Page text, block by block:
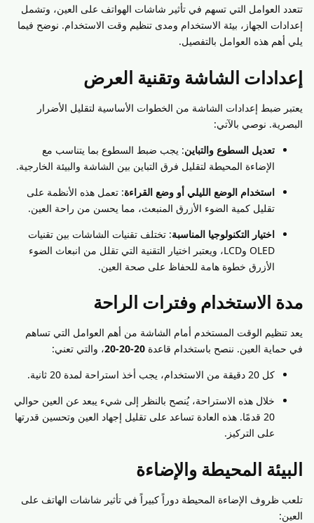
تتعدد العوامل التي تسهم في تأثير شاشات الهواتف على العين، وتشمل
إعدادات الجهاز، بيئة الاستخدام ومدى تنظيم وقت الاستخدام. نوضح فيما
يلي أهم هذه العوامل بالتفصيل.
إعدادات الشاشة وتقنية العرض
يعتبر ضبط إعدادات الشاشة من الخطوات الأساسية لتقليل الأضرار
البصرية. نوصي بالآتي:
تعديل السطوع والتباين: يجب ضبط السطوع بما يتناسب مع
الإضاءة المحيطة لتقليل فرق التباين بين الشاشة والبيئة الخارجية.
استخدام الوضع الليلي أو وضع القراءة: تعمل هذه الأنظمة على
تقليل كمية الضوء الأزرق المنبعث، مما يحسن من راحة العين.
اختيار التكنولوجيا المناسبة: تختلف تقنيات الشاشات بين تقنيات
OLED وLCD، ويعتبر اختيار التقنية التي تقلل من انبعاث الضوء
الأزرق خطوة هامة للحفاظ على صحة العين.
مدة الاستخدام وفترات الراحة
يعد تنظيم الوقت المستخدم أمام الشاشة من أهم العوامل التي تساهم
في حماية العين. ننصح باستخدام قاعدة 20-20-20
، والتي تعني:
كل 20 دقيقة من الاستخدام، يجب أخذ استراحة لمدة 20 ثانية.
خلال هذه الاستراحة، يُنصح بالنظر إلى شيء يبعد عن العين حوالي
20 قدمًا. هذه العادة تساعد على تقليل إجهاد العين وتحسين قدرتها
على التركيز.
البيئة المحيطة والإضاءة
تلعب ظروف الإضاءة المحيطة دوراً كبيراً في تأثير شاشات الهاتف على
العين: